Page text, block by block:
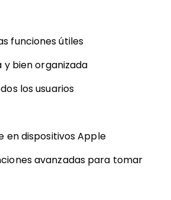
funciones útiles
y bien organizada
los usuarios
en dispositivos Apple
avanzadas para tomar